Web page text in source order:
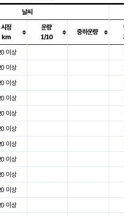
, 기온, 강수, 바람, 기압등을 안내한 표입
날씨
시정
km
운량
1/10
중하운량
이상
이상
이상
이상
이상
이상
이상
이상
이상
이상
이상